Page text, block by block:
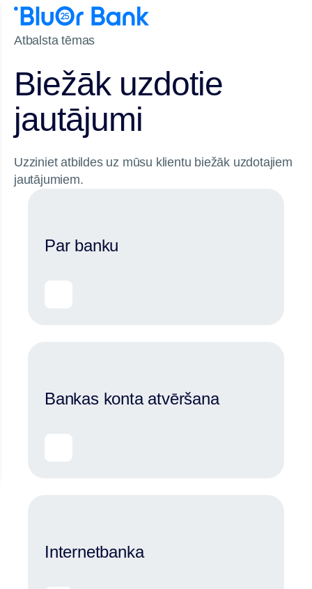
Atbalsta tēmas
Biežāk uzdotie
jautājumi
Uzziniet atbildes uz mūsu klientu biežāk uzdotajiem
jautājumiem.
Par banku
Bankas konta atvēršana
Internetbanka